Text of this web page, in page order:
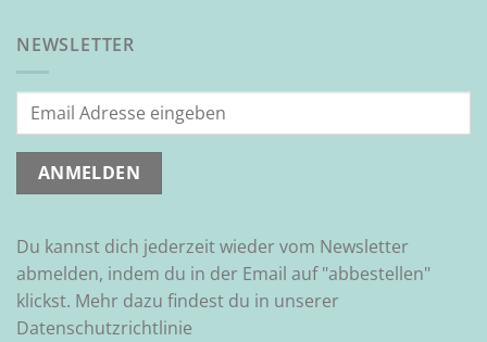
NEWSLETTER
Du kannst dich jederzeit wieder vom Newsletter
abmelden, indem du in der Email auf "abbestellen"
klickst. Mehr dazu findest du in unserer
Datenschutzrichtlinie